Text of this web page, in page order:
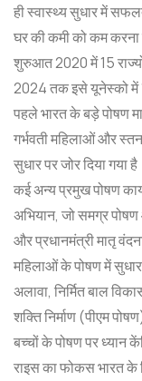
ही स्वास्थ्य सुधार में
घर की कमी को कम
शुरुआत 2020 में 15
2024 तक इसे यूनेस्को में
पहले भारत के बड़े पोषण
गर्भवती महिलाओं और स्तन
सुधार पर जोर दिया गया
कई अन्य प्रमुख पोषण
अभियान, जो समग्र
और प्रधानमंत्री मातृ
महिलाओं के पोषण में
अलावा, निर्मित बाल
शक्ति निर्माण (पीएम
बच्चों के पोषण पर ध्यान
राइस का फोकस भारत के